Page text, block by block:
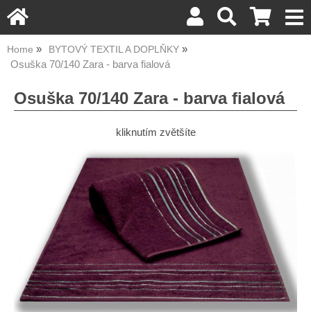
Home BYTOVÝ TEXTIL A DOPLŇKY
Osuška 70/140 Zara - barva fialová
Osuška 70/140 Zara - barva fialová
kliknutím zvětšíte